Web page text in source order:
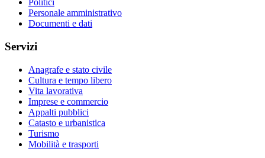
Politici
Personale amministrativo
Documenti e dati
Servizi
Anagrafe e stato civile
Cultura e tempo libero
Vita lavorativa
Imprese e commercio
Appalti pubblici
Catasto e urbanistica
Turismo
Mobilità e trasporti